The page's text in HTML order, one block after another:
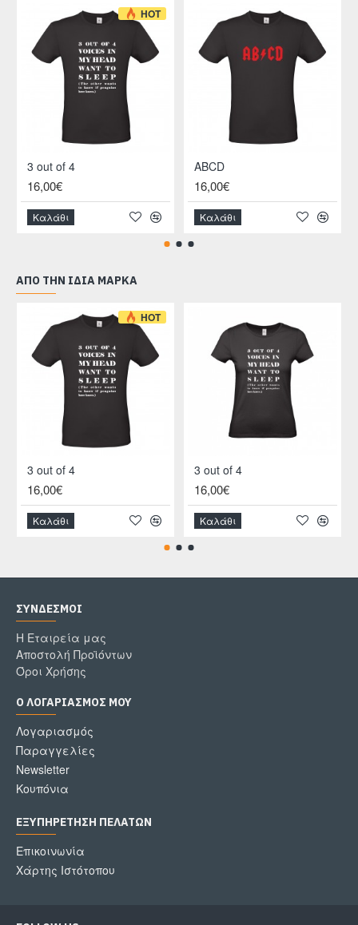
HOT
3 out of 4
16,00€
Καλάθι
ABCD
16,00€
Καλάθι
ΑΠΌ ΤΗΝ ΊΔΙΑ ΜΆΡΚΑ
HOT
3 out of 4
16,00€
Καλάθι
3 out of 4
16,00€
Καλάθι
ΣΎΝΔΕΣΜΟΙ
Η Εταιρεία μας
Αποστολή Προϊόντων
Όροι Χρήσης
Ο ΛΟΓΑΡΙΑΣΜΌΣ ΜΟΥ
Λογαριασμός
Παραγγελίες
Newsletter
Κουπόνια
ΕΞΥΠΗΡΈΤΗΣΗ ΠΕΛΑΤΏΝ
Επικοινωνία
Χάρτης Ιστότοπου